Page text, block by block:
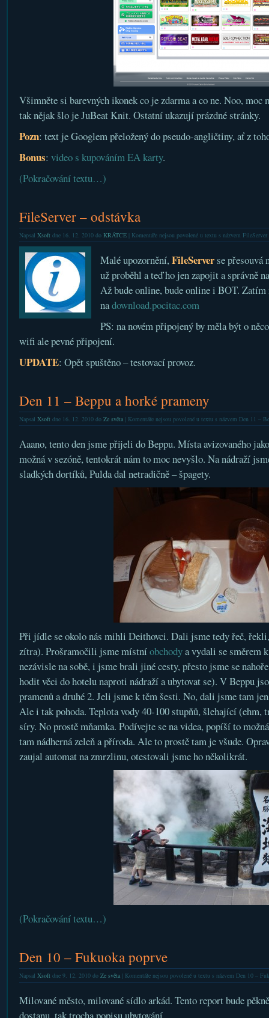
Všimněte si barevných ikonek co je zdarma a co ne. Noo, moc
tak nějak šlo je JuBeat Knit. Ostatní ukazují prázdné stránky.
Pozn: text je Googlem přeložený do pseudo-angličtiny, ať z
Bonus: video s kupováním EA karty.
(Pokračování textu…)
FileServer – odstávka
Napsal Xsoftdne 16. 12. 2010 do KRÁTCE| Komentáře nejsou povolenéu textu s názvem FileServer
Malé upozornění,FileServerse přesouvá
už proběhl a teď ho jen zapojit a správně
Až bude online, bude online i BOT.
nadownload.pocitac.com
PS: na novém připojený by měla být o
wifi ale pevné připojení.
UPDATE: Opět spuštěno – testovací provoz.
Den 11 – Beppu a horké prameny
Napsal Xsoftdne 16. 12. 2010 do Ze světa| Komentáře nejsou povolenéu textu s názvem Den 11 –
Aaano, tento den jsme přijeli do Beppu. Místa avizovaného
možná v sezóně, tentokrát nám to moc nevyšlo. Na nádraží
sladkých dortíků, Pulda dal netradičně – špagety.
Při jídle se okolo nás mihli Deithovci. Dali jsme tedy řeč,
zítra). Prošramočili jsme místníobchodya vydali se směrem
nezávisle na sobě, i jsme brali jiné cesty, přesto jsme se
hodit věci do hotelu naproti nádraží a ubytovat se). V Beppu
pramenů a druhé 2. Jeli jsme k těm šesti. No, dali jsme tam
Ale i tak pohoda. Teplota vody 40-100 stupňů, šlehající (ehm,
síry. No prostě mňamka. Podívejte se na videa, popíší to
tam nádherná zeleň a příroda. Ale to prostě tam je všude.
zaujal automat na zmrzlinu, otestovali jsme ho několikrát.
(Pokračování textu…)
Den 10 – Fukuoka poprve
Napsal Xsoftdne 9. 12. 2010 do Ze světa| Komentáře nejsou povolenéu textu s názvem Den 10 –
Milované město, milované sídlo arkád. Tento report bude